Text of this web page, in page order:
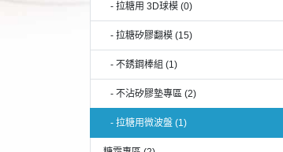
- 拉糖用 3D球模 (0)
- 拉糖矽膠翻模 (15)
- 不銹鋼棒組 (1)
- 不沾矽膠墊專區 (2)
- 拉糖用微波盤 (1)